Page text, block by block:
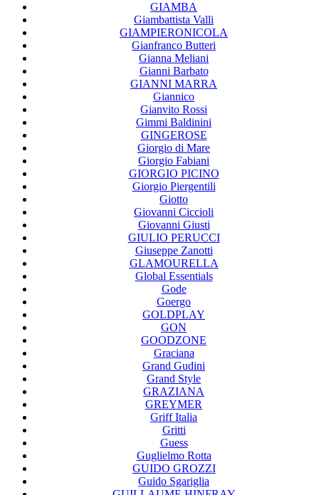
GIAMBA
Giambattista Valli
GIAMPIERONICOLA
Gianfranco Butteri
Gianna Meliani
Gianni Barbato
GIANNI MARRA
Giannico
Gianvito Rossi
Gimmi Baldinini
GINGEROSE
Giorgio di Mare
Giorgio Fabiani
GIORGIO PICINO
Giorgio Piergentili
Giotto
Giovanni Ciccioli
Giovanni Giusti
GIULIO PERUCCI
Giuseppe Zanotti
GLAMOURELLA
Global Essentials
Gode
Goergo
GOLDPLAY
GON
GOODZONE
Graciana
Grand Gudini
Grand Style
GRAZIANA
GREYMER
Griff Italia
Gritti
Guess
Guglielmo Rotta
GUIDO GROZZI
Guido Sgariglia